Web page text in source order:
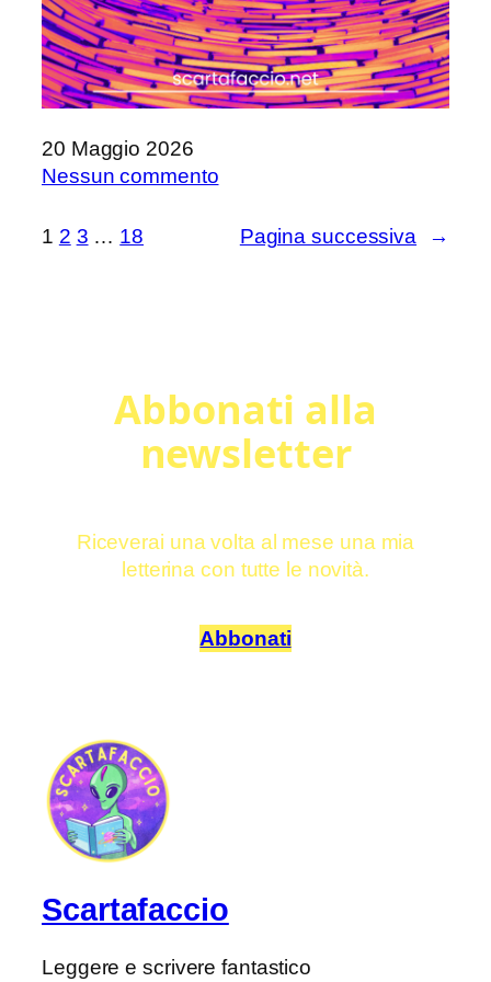
20 Maggio 2026
Nessun commentosu
2026
1 2 3 … 18 Pagina successiva →
Abbonati alla
newsletter
Riceverai una volta al mese una mia
letterina con tutte le novità.
Abbonati
Scartafaccio
Leggere e scrivere fantastico